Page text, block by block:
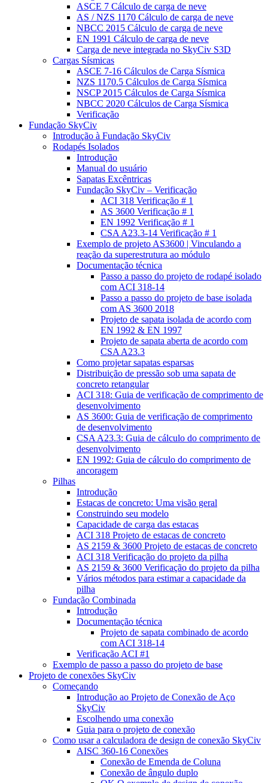
ASCE 7 Cálculo de carga de neve
AS / NZS 1170 Cálculo de carga de neve
NBCC 2015 Cálculo de carga de neve
EN 1991 Cálculo de carga de neve
Carga de neve integrada no SkyCiv S3D
Cargas Sísmicas
ASCE 7-16 Cálculos de Carga Sísmica
NZS 1170.5 Cálculos de Carga Sísmica
NSCP 2015 Cálculos de Carga Sísmica
NBCC 2020 Cálculos de Carga Sísmica
Verificação
Fundação SkyCiv
Introdução à Fundação SkyCiv
Rodapés Isolados
Introdução
Manual do usuário
Sapatas Excêntricas
Fundação SkyCiv – Verificação
ACI 318 Verificação # 1
AS 3600 Verificação # 1
EN 1992 Verificação # 1
CSA A23.3-14 Verificação # 1
Exemplo de projeto AS3600 | Vinculando a
reação da superestrutura ao módulo
Documentação técnica
Passo a passo do projeto de rodapé isolado
com ACI 318-14
Passo a passo do projeto de base isolada
com AS 3600 2018
Projeto de sapata isolada de acordo com
EN 1992 & EN 1997
Projeto de sapata aberta de acordo com
CSA A23.3
Como projetar sapatas esparsas
Distribuição de pressão sob uma sapata de
concreto retangular
ACI 318: Guia de verificação de comprimento de
desenvolvimento
AS 3600: Guia de verificação de comprimento
de desenvolvimento
CSA A23.3: Guia de cálculo do comprimento de
desenvolvimento
EN 1992: Guia de cálculo do comprimento de
ancoragem
Pilhas
Introdução
Estacas de concreto: Uma visão geral
Construindo seu modelo
Capacidade de carga das estacas
ACI 318 Projeto de estacas de concreto
AS 2159 & 3600 Projeto de estacas de concreto
ACI 318 Verificação do projeto da pilha
AS 2159 & 3600 Verificação do projeto da pilha
Vários métodos para estimar a capacidade da
pilha
Fundação Combinada
Introdução
Documentação técnica
Projeto de sapata combinado de acordo
com ACI 318-14
Verificação ACI #1
Exemplo de passo a passo do projeto de base
Projeto de conexões SkyCiv
Começando
Introdução ao Projeto de Conexão de Aço
SkyCiv
Escolhendo uma conexão
Guia para o projeto de conexão
Como usar a calculadora de design de conexão SkyCiv
AISC 360-16 Conexões
Conexão de Emenda de Coluna
Conexão de ângulo duplo